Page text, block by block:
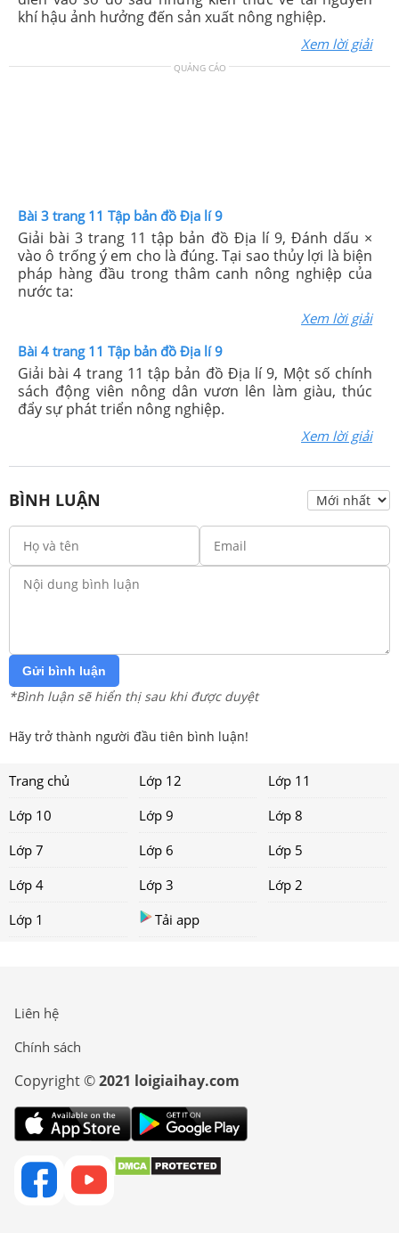
khí hậu ảnh hưởng đến sản xuất nông nghiệp.
Xem lời giải
QUẢNG CÁO
Bài 3 trang 11 Tập bản đồ Địa lí 9
Giải bài 3 trang 11 tập bản đồ Địa lí 9, Đánh dấu ×
vào ô trống ý em cho là đúng. Tại sao thủy lợi là biện
pháp hàng đầu trong thâm canh nông nghiệp của
nước ta:
Xem lời giải
Bài 4 trang 11 Tập bản đồ Địa lí 9
Giải bài 4 trang 11 tập bản đồ Địa lí 9, Một số chính
sách động viên nông dân vươn lên làm giàu, thúc
đẩy sự phát triển nông nghiệp.
Xem lời giải
BÌNH LUẬN
Gửi bình luận
*Bình luận sẽ hiển thị sau khi được duyệt
Hãy trở thành người đầu tiên bình luận!
Trang chủ Lớp 12
Lớp 11
Lớp 10
Lớp 9
Lớp 8
Lớp 7
Lớp 6
Lớp 5
Lớp 4
Lớp 3
Lớp 2
Lớp 1
Tải app
Liên hệ
Chính sách
Copyright ©2021 loigiaihay.com